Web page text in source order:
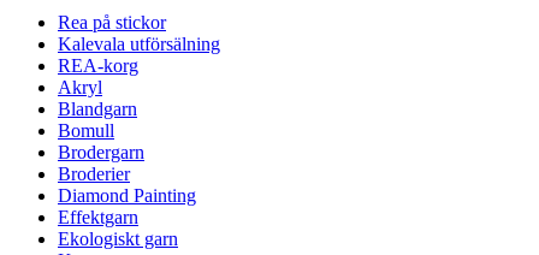
Rea på stickor
Kalevala utförsälning
REA-korg
Akryl
Blandgarn
Bomull
Brodergarn
Broderier
Diamond Painting
Effektgarn
Ekologiskt garn